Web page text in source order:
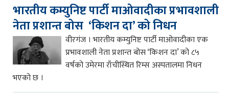
भारतीय कम्युनिष्ट पार्टी माओवादीका प्रभावशाली
नेता प्रशान्त बोस ‘किशन दा’ को निधन
वीरगंज । भारतीय कम्युनिष्ट पार्टी माओवादीका एक
प्रभावशाली नेता प्रशान्त बोस ‘किशन दा’ को ८५
वर्षको उमेरमा राँचीस्थित रिम्स अस्पतालमा निधन
भएको छ ।